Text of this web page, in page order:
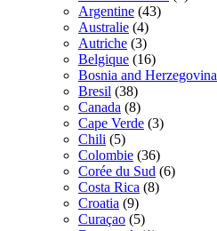
Argentine (43)
Australie (4)
Autriche (3)
Belgique (16)
Bosnia and Herzegovina
Bresil (38)
Canada (8)
Cape Verde (3)
Chili (5)
Colombie (36)
Corée du Sud (6)
Costa Rica (8)
Croatia (9)
Curaçao (5)